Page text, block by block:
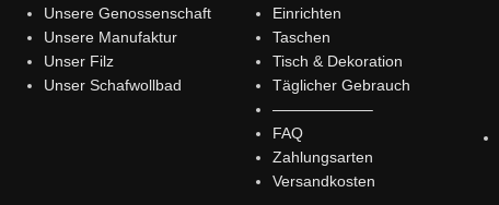
Unsere Genossenschaft
Unsere Manufaktur
Unser Filz
Unser Schafwollbad
Einrichten
Taschen
Tisch & Dekoration
Täglicher Gebrauch
——————–
FAQ
Zahlungsarten
Versandkosten